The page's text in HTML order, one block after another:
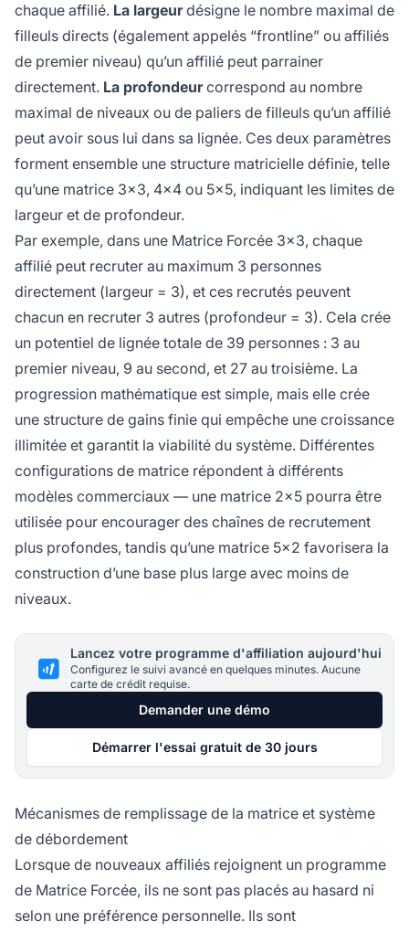
chaque affilié. La largeurdésigne le nombre maximal de
filleuls directs (également appelés “frontline” ou affiliés
de premier niveau) qu’un affilié peut parrainer
directement. La profondeurcorrespond au nombre
maximal de niveaux ou de paliers de filleuls qu’un affilié
peut avoir sous lui dans sa lignée. Ces deux paramètres
forment ensemble une structure matricielle définie, telle
qu’une matrice 3x3, 4x4 ou 5x5, indiquant les limites de
largeur et de profondeur.
Par exemple, dans une Matrice Forcée 3x3, chaque
affilié peut recruter au maximum 3 personnes
directement (largeur = 3), et ces recrutés peuvent
chacun en recruter 3 autres (profondeur = 3). Cela crée
un potentiel de lignée totale de 39 personnes : 3 au
premier niveau, 9 au second, et 27 au troisième. La
progression mathématique est simple, mais elle crée
une structure de gains finie qui empêche une croissance
illimitée et garantit la viabilité du système. Différentes
configurations de matrice répondent à différents
modèles commerciaux — une matrice 2x5 pourra être
utilisée pour encourager des chaînes de recrutement
plus profondes, tandis qu’une matrice 5x2 favorisera la
construction d’une base plus large avec moins de
niveaux.
Lancez votre programme d'affiliation aujourd'hui
Configurez le suivi avancé en quelques minutes. Aucune
carte de crédit requise.
Demander une démo
Démarrer l'essai gratuit de 30 jours
Mécanismes de remplissage de la matrice et système
de débordement
Lorsque de nouveaux affiliés rejoignent un programme
de Matrice Forcée, ils ne sont pas placés au hasard ni
selon une préférence personnelle. Ils sont